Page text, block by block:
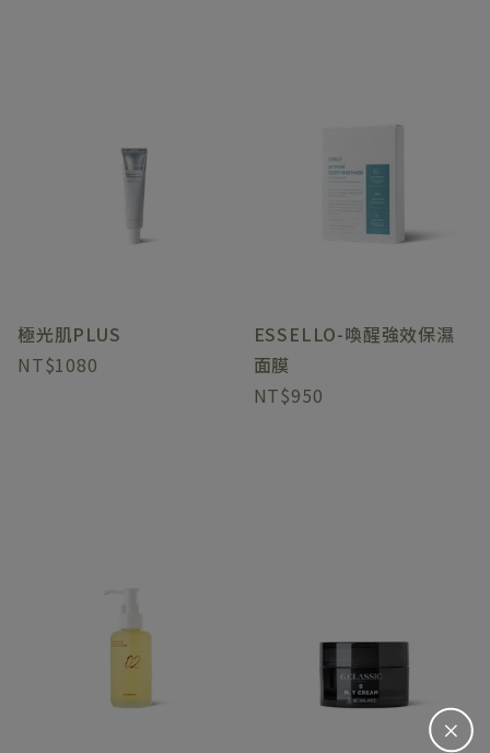
＋
極光肌PLUS
1080
ESSELLO-喚醒強效保濕
面膜
950